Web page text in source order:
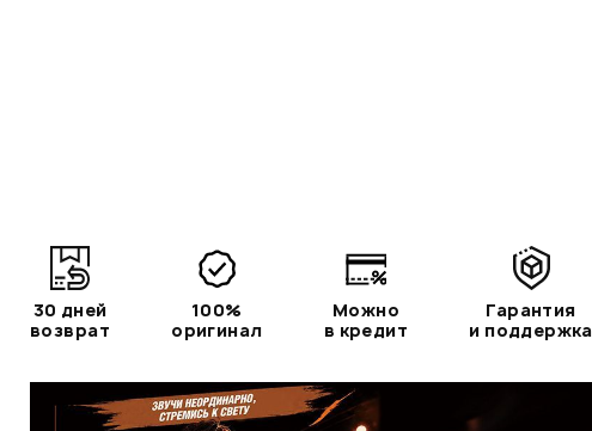
30 дней
возврат
100%
оригинал
Можно
в кредит
Гарантия
и поддержка